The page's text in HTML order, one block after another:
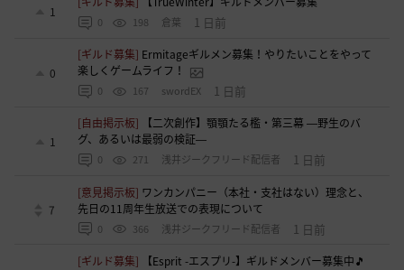
1
0 198 倉葉 1 日前
0
[ギルド募集] Ermitageギルメン募集！やりたいことをやって
楽しくゲームライフ！
0 167 swordEX 1 日前
1
[自由掲示板]
【二次創作】顎顎たる檻・第三幕 ―野生のバ
グ、あるいは最弱の検証―
0 271 浅井ジークフリード配信者 1 日前
7
[意見掲示板] ワンカンパニー（本社・支社はない）理念と、
先日の11周年生放送での表現について
0 366 浅井ジークフリード配信者 1 日前
[ギルド募集]
【Esprit -エスプリ-】ギルドメンバー募集中🎵